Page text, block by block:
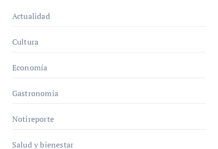
Actualidad
Cultura
Economía
Gastronomía
Notireporte
Salud y bienestar